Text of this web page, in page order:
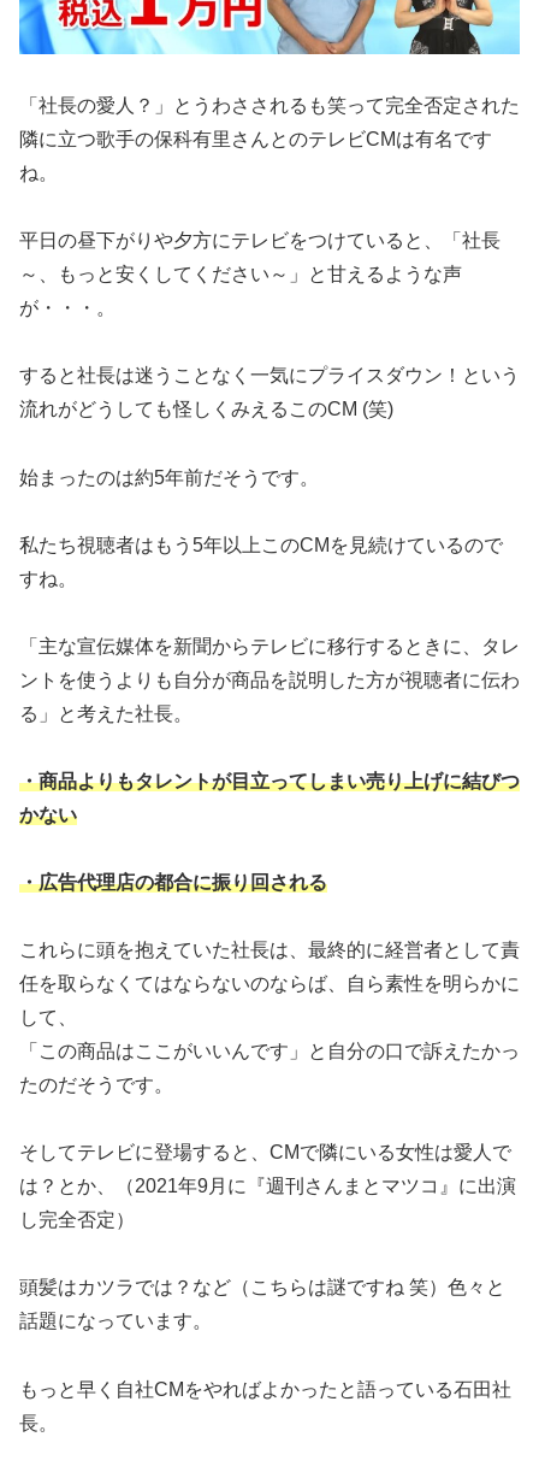
「社長の愛人？」とうわさされるも笑って完全否定された
隣に立つ歌手の保科有里さんとのテレビCMは有名です
ね。
平日の昼下がりや夕方にテレビをつけていると、「社長
～、もっと安くしてください～」と甘えるような声
が・・・。
すると社長は迷うことなく一気にプライスダウン！という
流れがどうしても怪しくみえるこのCM (笑)
始まったのは約5年前だそうです。
私たち視聴者はもう5年以上このCMを見続けているので
すね。
「主な宣伝媒体を新聞からテレビに移行するときに、タレ
ントを使うよりも自分が商品を説明した方が視聴者に伝わ
る」と考えた社長。
・商品よりもタレントが目立ってしまい売り上げに結びつ
かない
・広告代理店の都合に振り回される
これらに頭を抱えていた社長は、最終的に経営者として責
任を取らなくてはならないのならば、自ら素性を明らかに
して、
「この商品はここがいいんです」と自分の口で訴えたかっ
たのだそうです。
そしてテレビに登場すると、CMで隣にいる女性は愛人で
は？とか、（2021年9月に『週刊さんまとマツコ』に出演
し完全否定）
頭髪はカツラでは？など（こちらは謎ですね 笑）色々と
話題になっています。
もっと早く自社CMをやればよかったと語っている石田社
長。